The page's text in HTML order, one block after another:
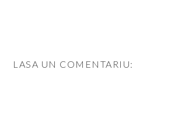
LASA UN COMENTARIU: